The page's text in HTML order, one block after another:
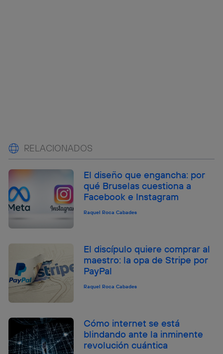
RELACIONADOS
El diseño que engancha: por
qué Bruselas cuestiona a
Facebook e Instagram
Raquel Roca Cabades
El discípulo quiere comprar al
maestro: la opa de Stripe por
PayPal
Raquel Roca Cabades
Cómo internet se está
blindando ante la inminente
revolución cuántica